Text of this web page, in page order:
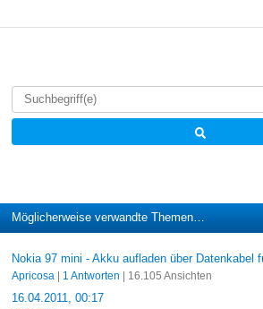
Möglicherweise verwandte Themen…
Nokia 97 mini - Akku aufladen über Datenkabel
Apricosa 1 Antworten | 16.105 Ansichten
16.04.2011, 00:17